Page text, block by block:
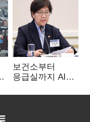
보건소부터
응급실까지 AI
혁신 본격화